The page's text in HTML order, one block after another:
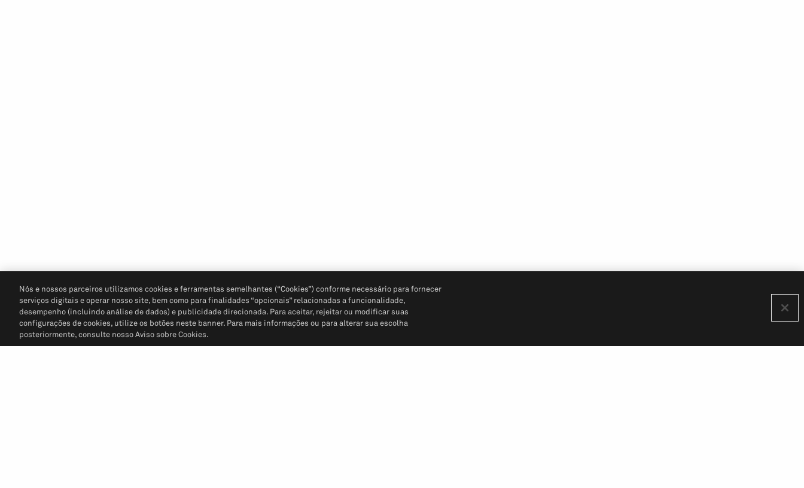
Nós e nossos parceiros utilizamos cookies e ferramentas semelhantes (“Cookies”) conforme necessário para fornecer
serviços digitais e operar nosso site, bem como para finalidades “opcionais” relacionadas a funcionalidade,
desempenho (incluindo análise de dados) e publicidade direcionada. Para aceitar, rejeitar ou modificar suas
configurações de cookies, utilize os botões neste banner. Para mais informações ou para alterar sua escolha
posteriormente, consulte nosso Aviso sobre Cookies.